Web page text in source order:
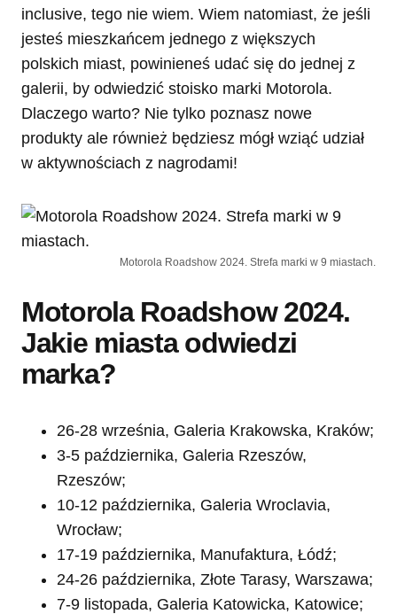
inclusive, tego nie wiem. Wiem natomiast, że jeśli
jesteś mieszkańcem jednego z większych
polskich miast, powinieneś udać się do jednej z
galerii, by odwiedzić stoisko marki Motorola.
Dlaczego warto? Nie tylko poznasz nowe
produkty ale również będziesz mógł wziąć udział
w aktywnościach z nagrodami!
Motorola Roadshow 2024. Strefa marki w 9 miastach.
Motorola Roadshow 2024.
Jakie miasta odwiedzi
marka?
26-28 września, Galeria Krakowska, Kraków;
3-5 października, Galeria Rzeszów,
Rzeszów;
10-12 października, Galeria Wroclavia,
Wrocław;
17-19 października, Manufaktura, Łódź;
24-26 października, Złote Tarasy, Warszawa;
7-9 listopada, Galeria Katowicka, Katowice;